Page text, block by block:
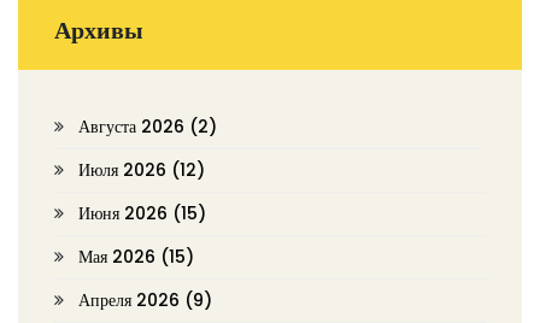
Архивы
Августа 2026 (2)
Июля 2026 (12)
Июня 2026 (15)
Мая 2026 (15)
Апреля 2026 (9)